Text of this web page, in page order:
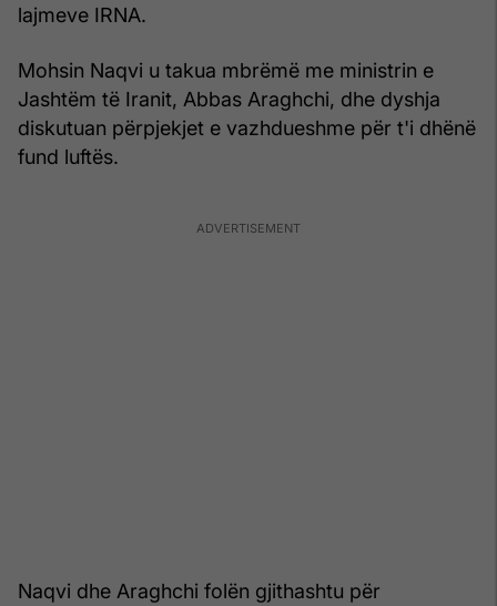
lajmeve IRNA.
Mohsin Naqvi u takua mbrëmë me ministrin e
Jashtëm të Iranit, Abbas Araghchi, dhe dyshja
diskutuan përpjekjet e vazhdueshme për t'i dhënë
fund luftës.
Naqvi dhe Araghchi folën gjithashtu për